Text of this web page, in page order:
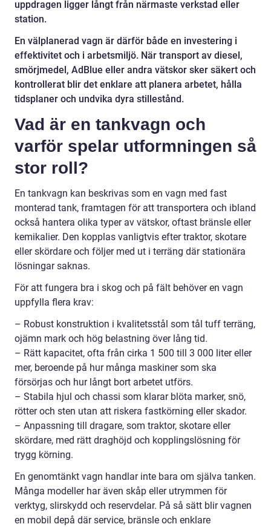
uppdragen ligger långt från närmaste verkstad eller
station.
En välplanerad vagn är därför både en investering i
effektivitet och i arbetsmiljö. När transport av diesel,
smörjmedel, AdBlue eller andra vätskor sker säkert och
kontrollerat blir det enklare att planera arbetet, hålla
tidsplaner och undvika dyra stillestånd.
Vad är en tankvagn och
varför spelar utformningen så
stor roll?
En tankvagn kan beskrivas som en vagn med fast
monterad tank, framtagen för att transportera och ibland
också hantera olika typer av vätskor, oftast bränsle eller
kemikalier. Den kopplas vanligtvis efter traktor, skotare
eller skördare och följer med ut i terräng där stationära
lösningar saknas.
För att fungera bra i skog och på fält behöver en vagn
uppfylla flera krav:
– Robust konstruktion i kvalitetsstål som tål tuff terräng,
ojämn mark och hög belastning över lång tid.
– Rätt kapacitet, ofta från cirka 1 500 till 3 000 liter eller
mer, beroende på hur många maskiner som ska
försörjas och hur långt bort arbetet utförs.
– Stabila hjul och chassi som klarar blöta marker, snö,
rötter och sten utan att riskera fastkörning eller skador.
– Anpassning till dragare, som traktor, skotare eller
skördare, med rätt draghöjd och kopplingslösning för
trygg körning.
En genomtänkt vagn handlar inte bara om själva tanken.
Många modeller har även skåp eller utrymmen för
verktyg, slirskydd och reservdelar. På så sätt blir vagnen
en mobil depå där service, bränsle och enklare